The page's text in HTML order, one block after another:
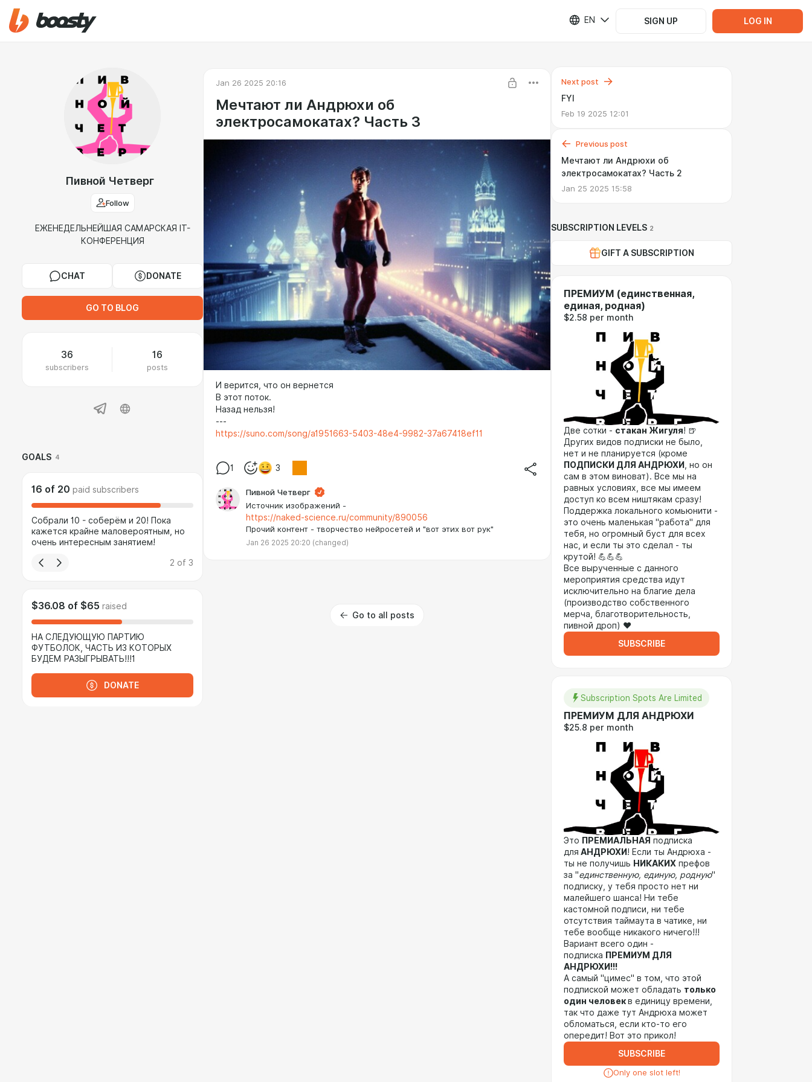
EN SIGN UP LOG IN
Пивной Четверг
Follow
ЕЖЕНЕДЕЛЬНЕЙШАЯ САМАРСКАЯ IT-
КОНФЕРЕНЦИЯ
CHAT DONATE
GO TO BLOG
36
subscribers
16
posts
GOALS 4
16 of 20 paid subscribers
Собрали 10 - соберём и 20! Пока
кажется крайне маловероятным, но
очень интересным занятием!
2 of 3
$36.08 of $65 raised
НА СЛЕДУЮЩУЮ ПАРТИЮ
ФУТБОЛОК, ЧАСТЬ ИЗ КОТОРЫХ
БУДЕМ РАЗЫГРЫВАТЬ!!!1
DONATE
Jan 26 2025 20:16
Мечтают ли Андрюхи об
электросамокатах? Часть 3
И верится, что он вернется
В этот поток.
Назад нельзя!
---
https://suno.com/song/a1951663-5403-48e4-9982-37a67418ef11
1 3
Пивной Четверг
Источник изображений -
https://naked-science.ru/community/890056
Прочий контент - творчество нейросетей и "вот этих вот рук"
Jan 26 2025 20:20 (changed)
Go to all posts
Next post
FYI
Feb 19 2025 12:01
Previous post
Мечтают ли Андрюхи об
электросамокатах? Часть 2
Jan 25 2025 15:58
SUBSCRIPTION LEVELS 2
GIFT A SUBSCRIPTION
ПРЕМИУМ (единственная,
единая, родная)
$2.58 per month
Две сотки - стакан Жигуля! 🍺
Других видов подписки не было,
нет и не планируется (кроме
ПОДПИСКИ ДЛЯ АНДРЮХИ
, но он
сам в этом виноват). Все мы на
равных условиях, все мы имеем
доступ ко всем ништякам сразу!
Поддержка локального комьюнити -
это очень маленькая "работа" для
тебя, но огромный буст для всех
нас, и если ты это сделал - ты
крутой! 💪💪💪
Все вырученные с данного
мероприятия средства идут
исключительно на благие дела
(производство собственного
мерча, благотворительность,
пивной дроп) ❤️
SUBSCRIBE
Subscription Spots Are Limited
ПРЕМИУМ ДЛЯ АНДРЮХИ
$25.8 per month
Это ПРЕМИАЛЬНАЯ подписка
для АНДРЮХИ ! Если ты Андрюха -
ты не получишь НИКАКИХ префов
за "единственную, единую, родную"
подписку, у тебя просто нет ни
малейшего шанса! Ни тебе
кастомной подписи, ни тебе
отсутствия таймаута в чатике, ни
тебе вообще никакого ничего!!!
Вариант всего один -
подписка ПРЕМИУМ ДЛЯ
АНДРЮХИ!!!
А самый "цимес" в том, что этой
подпиской может обладать только
один человекв единицу времени,
так что даже тут Андрюха может
обломаться, если кто-то его
опередит! Вот это прикол!
SUBSCRIBE
Only one slot left!